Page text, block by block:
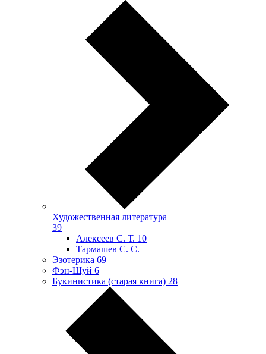
Художественная литература
39
Алексеев С. Т. 10
Тармашев С. С.
Эзотерика 69
Фэн-Шуй 6
Букинистика (старая книга) 28